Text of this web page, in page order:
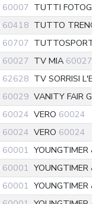
60007 TUTTI
60418 TUTTO TRENO
60707 TUTTOSPORT
60027 TV MIA 60027
62628 TV SORRISI
60029 VANITY FAIR
60024 VERO 60024
60024 VERO 60024
60001 YOUNGTIMER
60001 YOUNGTIMER
60001 YOUNGTIMER